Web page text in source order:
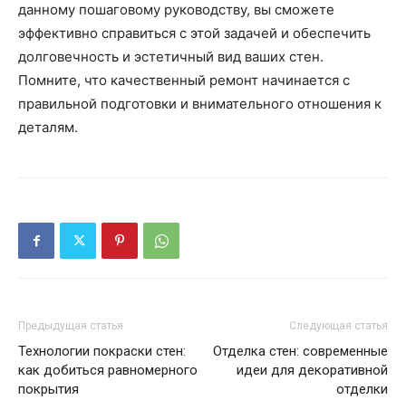
данному пошаговому руководству, вы сможете
эффективно справиться с этой задачей и обеспечить
долговечность и эстетичный вид ваших стен.
Помните, что качественный ремонт начинается с
правильной подготовки и внимательного отношения к
деталям.
Предыдущая статья
Технологии покраски стен:
как добиться равномерного
покрытия
Следующая статья
Отделка стен: современные
идеи для декоративной
отделки